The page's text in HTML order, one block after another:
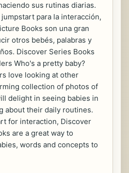
sus rutinas diarias.
para la interacción,
Books son una gran
otros bebés, palabras y
Discover Series Books
Who's a pretty baby?
love looking at other
collection of photos of
delight in seeing babies in
about their daily routines.
for interaction, Discover
are a great way to
words and concepts to